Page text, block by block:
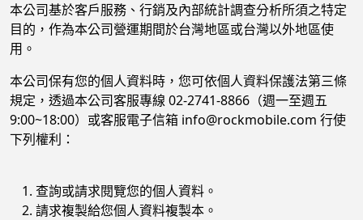
本公司基於客戶服務、行銷及內部統計調查分析所須之特定
目的，作為本公司營運期間於台灣地區或台灣以外地區使
用。
本公司保有您的個人資料時，您可依個人資料保護法第三條
規定，透過本公司客服專線 02-2741-8866（週一至週五
9:00~18:00）或客服電子信箱 info@rockmobile.com 行使
下列權利：
查詢或請求閱覽您的個人資料。
請求複製給您個人資料複製本。